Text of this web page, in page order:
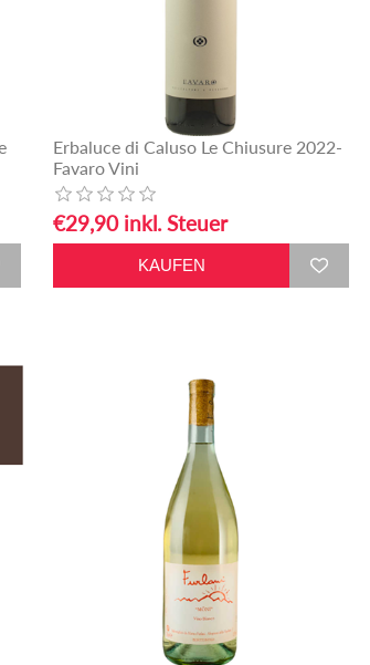
Erbaluce di Caluso Le Chiusure 2022-
Favaro Vini
€29,90 inkl. Steuer